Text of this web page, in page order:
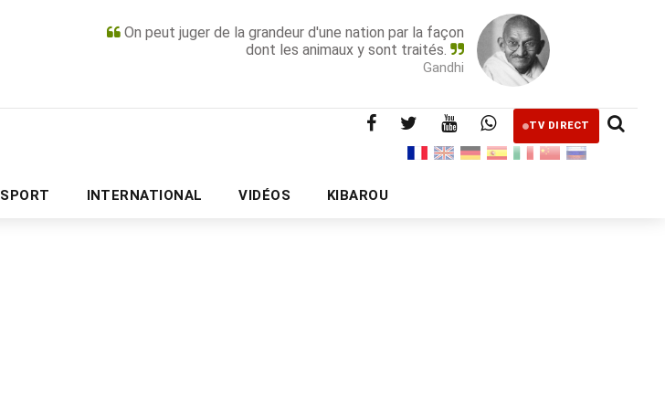
On peut juger de la grandeur d'une nation par la façon
dont les animaux y sont traités.
Gandhi
TV DIRECT
SPORT INTERNATIONAL VIDÉOS KIBAROU
PUBLICITÉ